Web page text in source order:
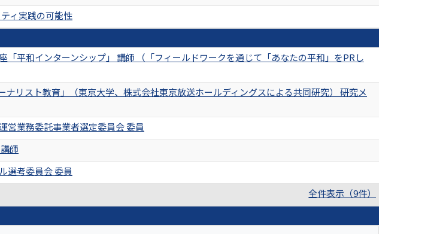
ィ実践の可能性
「平和インターンシップ」 講師 （「フィールドワークを通じて「あなたの平和」をPRし
ナリスト教育」（東京大学、株式会社東京放送ホールディングスによる共同研究） 研究メ
営業務委託事業者選定委員会 委員
師
選考委員会 委員
全件表示（9件）